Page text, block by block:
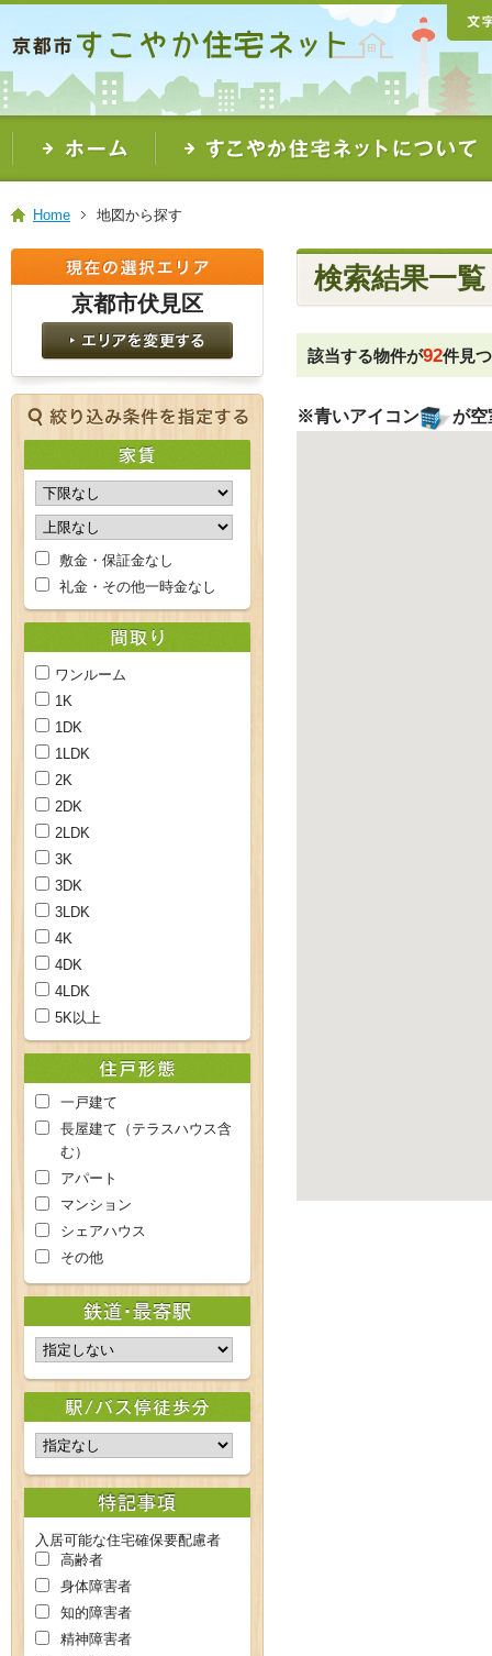
本
ま
で
ッ
Home 地図から探す
検索結果一覧
該当する物件が92件見
※青いアイコン が空
京都市伏見区
敷金・保証金なし
礼金・その他一時金なし
ワンルーム
1K
1DK
1LDK
2K
2DK
2LDK
3K
3DK
3LDK
4K
4DK
4LDK
5K以上
一戸建て
長屋建て（テラスハウス含
む）
アパート
マンション
シェアハウス
その他
入居可能な住宅確保要配慮者
高齢者
身体障害者
知的障害者
精神障害者